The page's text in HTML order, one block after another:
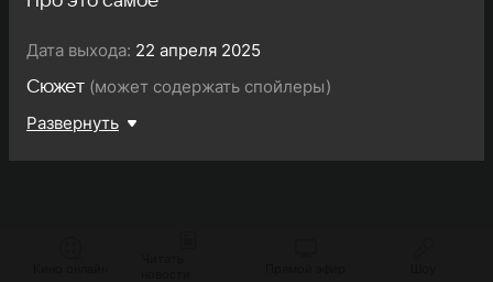
Дата выхода: 22 апреля 2025
Сюжет (может содержать спойлеры)
Развернуть